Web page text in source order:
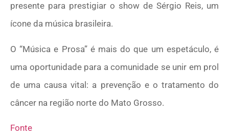
presente para prestigiar o show de Sérgio Reis, um
ícone da música brasileira.
O “Música e Prosa” é mais do que um espetáculo, é
uma oportunidade para a comunidade se unir em prol
de uma causa vital: a prevenção e o tratamento do
câncer na região norte do Mato Grosso.
Fonte